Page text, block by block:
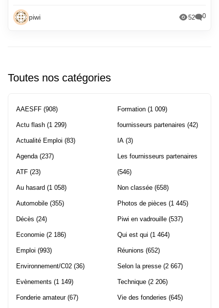
piwi 52 0
Toutes nos catégories
AAESFF (908)
Actu flash (1 299)
Actualité Emploi (83)
Agenda(237)
ATF (23)
Au hasard (1 058)
Automobile (355)
Décès (24)
Economie (2 186)
Emploi (993)
Environnement/C02 (36)
Evènements (1 149)
Fonderie amateur(67)
Formation (1 009)
fournisseurs partenaires (42)
IA (3)
Les fournisseurs partenaires
(546)
Non classée (658)
Photos de pièces (1 445)
Piwi en vadrouille (537)
Qui est qui (1 464)
Réunions (652)
Selon la presse (2 667)
Technique (2 206)
Vie des fonderies (645)